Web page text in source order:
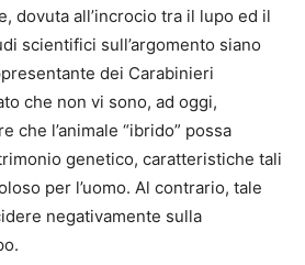
dovuta all’incrocio tra il lupo ed il
scientifici sull’argomento siano
dei Carabinieri
che non vi sono, ad oggi,
che l’animale “ibrido” possa
genetico, caratteristiche tali
per l’uomo. Al contrario, tale
negativamente sulla